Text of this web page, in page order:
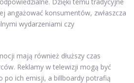
angażować konsumentów, zwłaszcza
wydarzeniami czy
mają również dłuższy czas
Reklamy w telewizji mogą być
po ich emisji, a billboardy potrafią